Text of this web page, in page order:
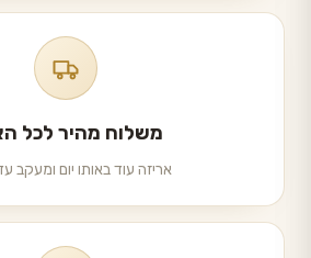
משלוח מהיר לכל
אריזה עוד באותו יום ומעקב